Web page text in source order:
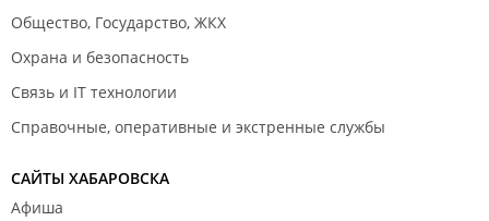
Общество, Государство, ЖКХ
Охрана и безопасность
Связь и IT технологии
Справочные, оперативные и экстренные службы
САЙТЫ ХАБАРОВСКА
Афиша